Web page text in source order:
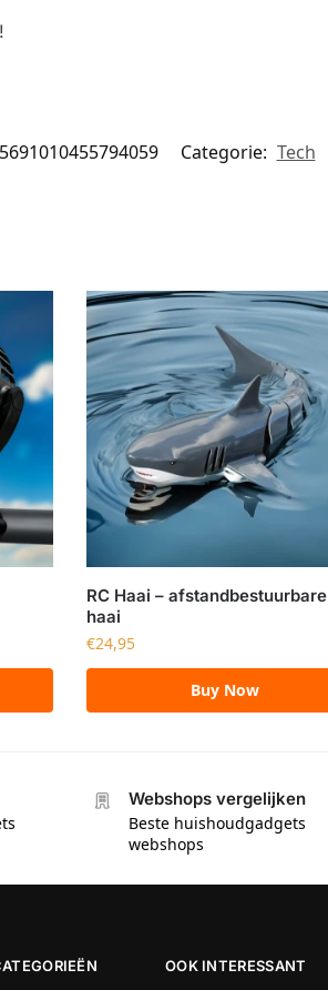
Categorie: Tech
RC Haai – afstandbestuurbare
haai
€24,95
Buy Now
Webshops vergelijken
Beste huishoudgadgets
webshops
OOK INTERESSANT